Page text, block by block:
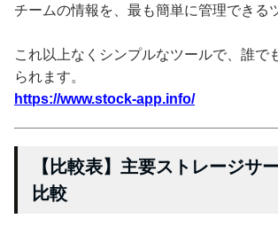
チームの情報を、最も簡単に管理できる
これ以上なくシンプルなツールで、誰で
られます。
https://www.stock-app.info/
【比較表】主要ストレージサ
比較